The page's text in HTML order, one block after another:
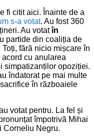
fi citit aici. Înainte de a
s-a votat. Au fost 360
Au votatîn
partide din coaliția de
fără nicio mișcare în
cu anularea
simpatizanților opoziției.
îndatorat pe mai multe
în războaiele
votat pentru. La fel și
împotrivă Mihai
Corneliu Negru.